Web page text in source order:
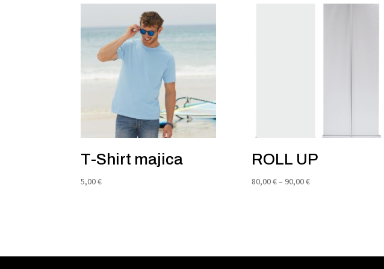
T-Shirt majica
5,00€
ROLL UP
80,00€– 90,00€Raspon